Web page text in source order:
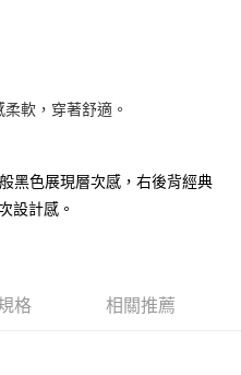
款」的支付方式。 讓您購物簡單
需儲值。
。
後，將跳轉至「AFTEE先享後付」
方視為交易完成。
費，但若您需要取消訂單，請聯絡
軟，穿著舒適。
黑色展現層次感，右後背經典
設計感。
格 相關推薦